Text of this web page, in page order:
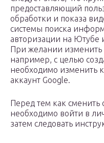
предоставляющий
обработки и показа
системы поиска
авторизации на Ютубе
При желании
например, с целью
необходимо изменить
аккаунт Google.
Перед тем как сменить
необходимо войти в
затем следовать